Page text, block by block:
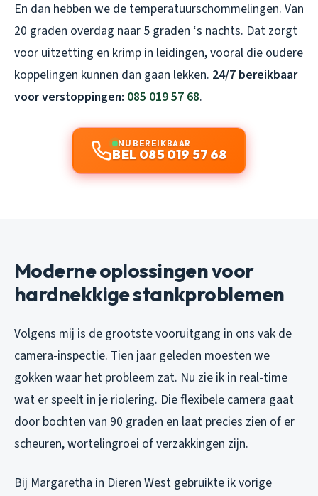
En dan hebben we de temperatuurschommelingen. Van
20 graden overdag naar 5 graden ‘s nachts. Dat zorgt
voor uitzetting en krimp in leidingen, vooral die oudere
koppelingen kunnen dan gaan lekken. 24/7 bereikbaar
voor verstoppingen: 085 019 57 68.
NU BEREIKBAAR
BEL 085 019 57 68
Moderne oplossingen voor
hardnekkige stankproblemen
Volgens mij is de grootste vooruitgang in ons vak de
camera-inspectie. Tien jaar geleden moesten we
gokken waar het probleem zat. Nu zie ik in real-time
wat er speelt in je riolering. Die flexibele camera gaat
door bochten van 90 graden en laat precies zien of er
scheuren, wortelingroei of verzakkingen zijn.
Bij Margaretha in Dieren West gebruikte ik vorige